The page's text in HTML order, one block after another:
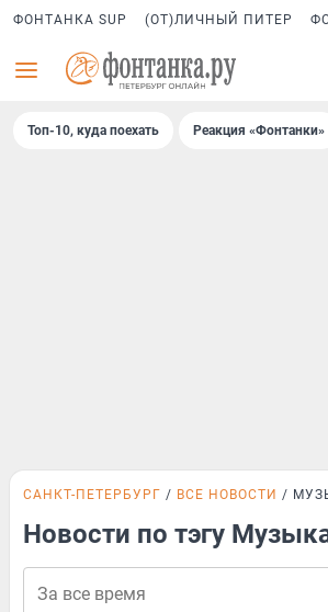
ФОНТАНКА SUP (ОТ)ЛИЧНЫЙ ПИТЕР
Топ-10, куда поехать Реакция «Фонтанки»
САНКТ-ПЕТЕРБУРГ ВСЕ НОВОСТИ
Новости по тэгу